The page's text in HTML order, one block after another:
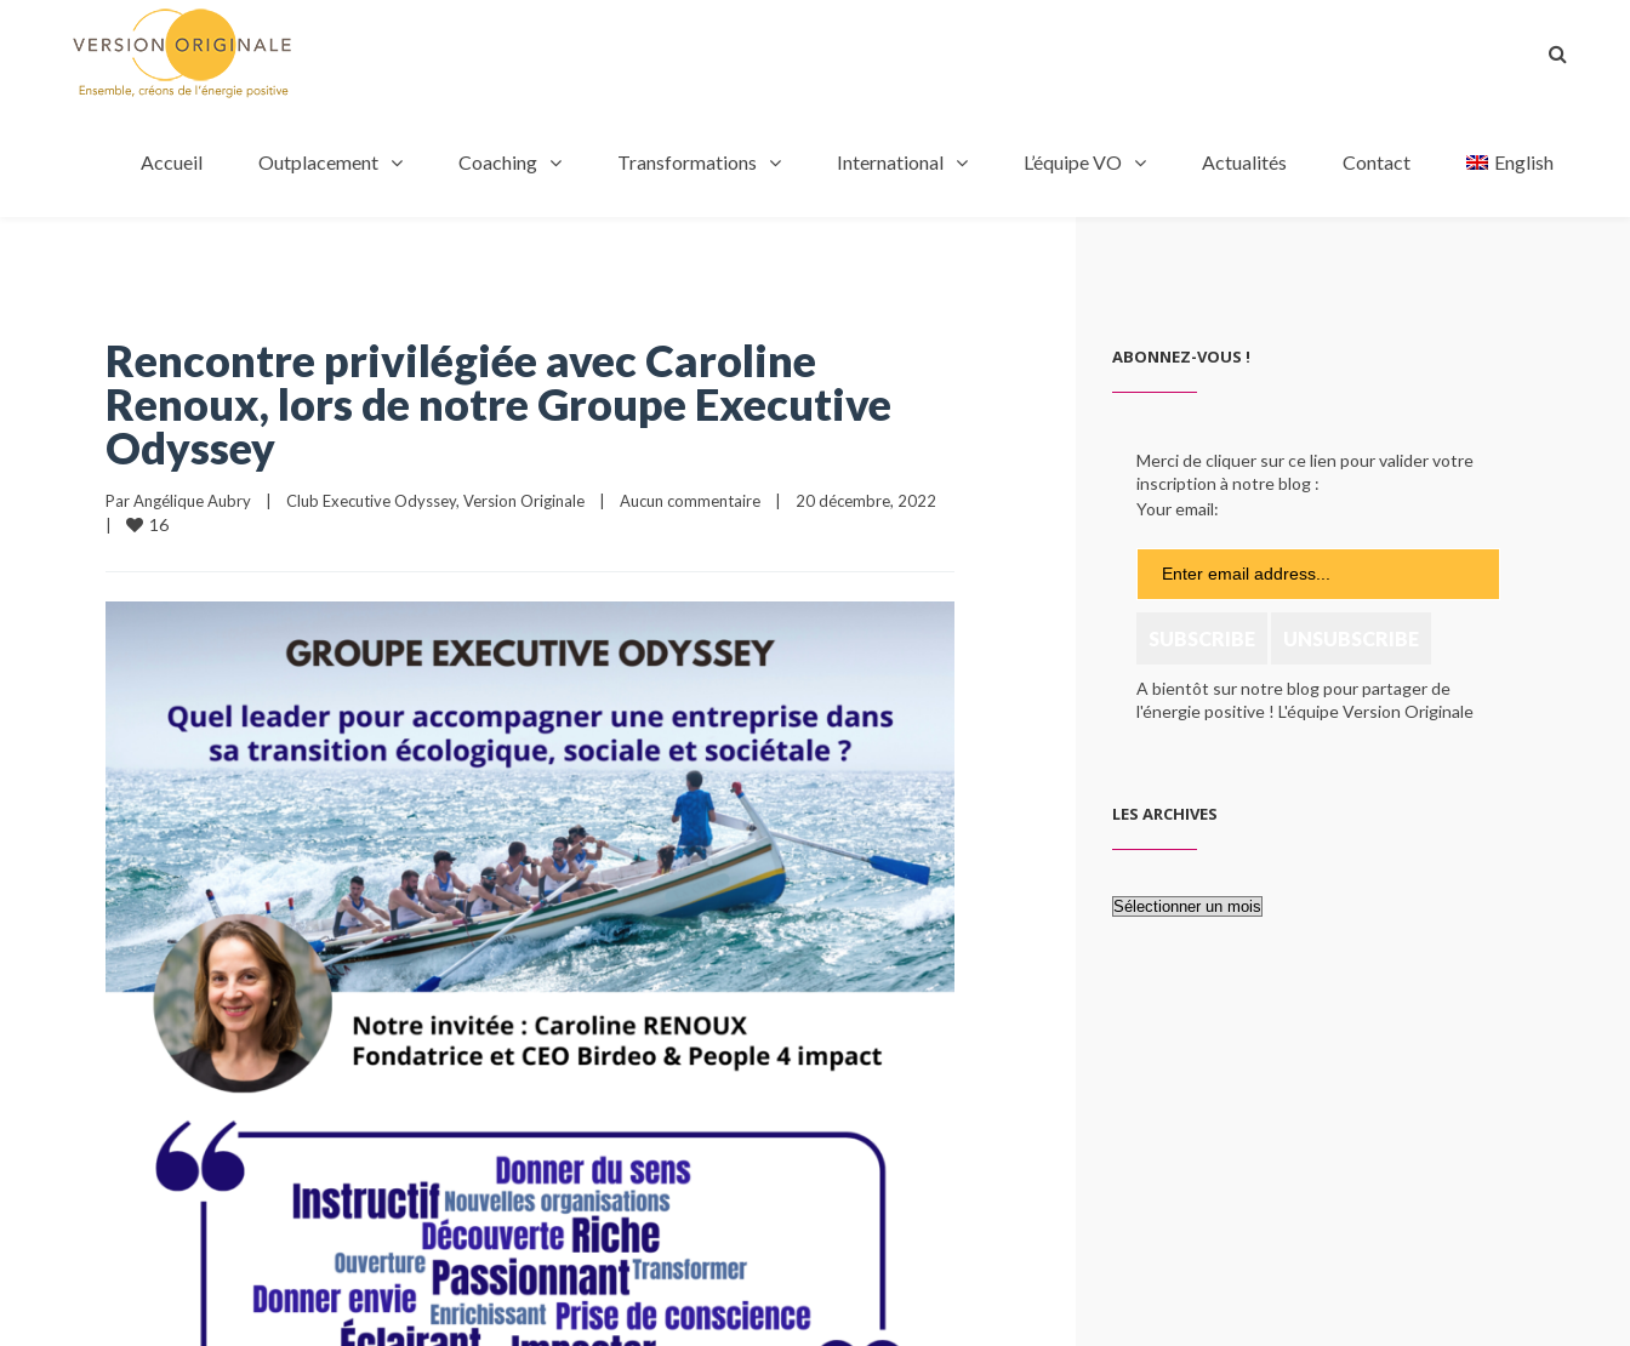
Accueil Outplacement Coaching Transformations International L’équipe VO Actualités Contact English
Rencontre privilégiée avec Caroline
Renoux, lors de notre Groupe Executive
Odyssey
Par Angélique Aubry Club Executive Odyssey, Version Originale Aucun commentaire
16
ABONNEZ-VOUS !
Merci de cliquer sur ce lien pour valider votre
inscription à notre blog :
Your email:
A bientôt sur notre blog pour partager de
l'énergie positive ! L'équipe Version Originale
LES ARCHIVES
Les